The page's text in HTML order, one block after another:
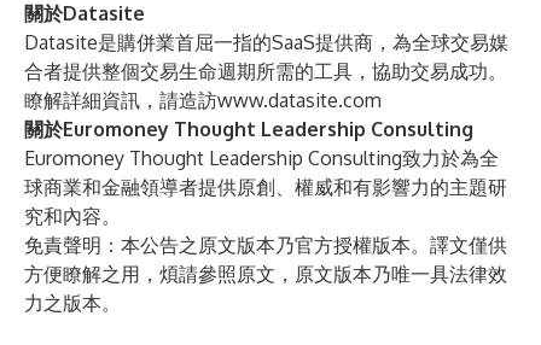
關於Datasite
Datasite是購併業首屈一指的SaaS提供商，為全球交易媒
合者提供整個交易生命週期所需的工具，協助交易成功。
瞭解詳細資訊，請造訪www.datasite.com
關於Euromoney Thought Leadership Consulting
Euromoney Thought Leadership Consulting致力於為全
球商業和金融領導者提供原創、權威和有影響力的主題研
究和內容。
免責聲明：本公告之原文版本乃官方授權版本。譯文僅供
方便瞭解之用，煩請參照原文，原文版本乃唯一具法律效
力之版本。